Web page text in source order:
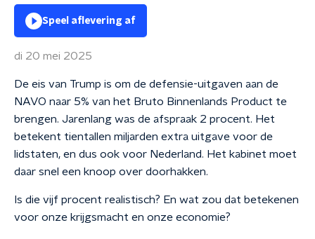
Speel aflevering af
di 20 mei 2025
De eis van Trump is om de defensie-uitgaven aan de
NAVO naar 5% van het Bruto Binnenlands Product te
brengen. Jarenlang was de afspraak 2 procent. Het
betekent tientallen miljarden extra uitgave voor de
lidstaten, en dus ook voor Nederland. Het kabinet moet
daar snel een knoop over doorhakken.
Is die vijf procent realistisch? En wat zou dat betekenen
voor onze krijgsmacht en onze economie?